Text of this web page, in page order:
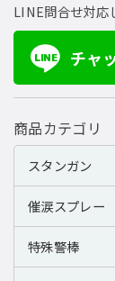
LINE問合せ対応
LINE チャ
商品カテゴリ
スタンガン
催涙スプレー
特殊警棒